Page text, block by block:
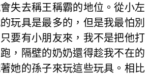
失去稱王稱霸的地位。從小左
玩具是最多的，但是我最怕別
要有小朋友來，我不是把他打
，隔壁的奶奶還得趁我不在的
她的孫子來玩這些玩具。相比